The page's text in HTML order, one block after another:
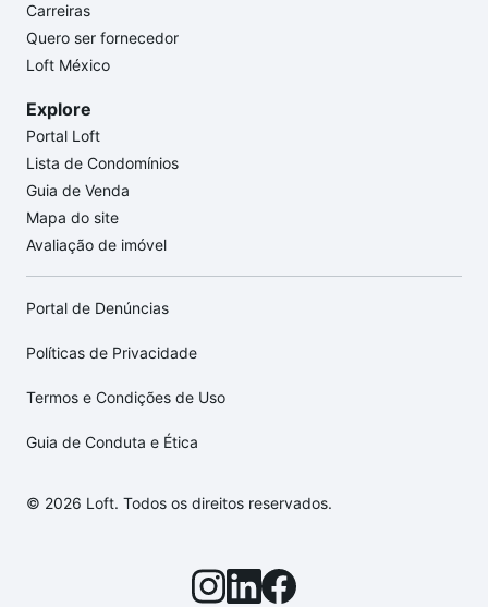
Carreiras
Quero ser fornecedor
Loft México
Explore
Portal Loft
Lista de Condomínios
Guia de Venda
Mapa do site
Avaliação de imóvel
Portal de Denúncias
Políticas de Privacidade
Termos e Condições de Uso
Guia de Conduta e Ética
© 2026 Loft. Todos os direitos reservados.